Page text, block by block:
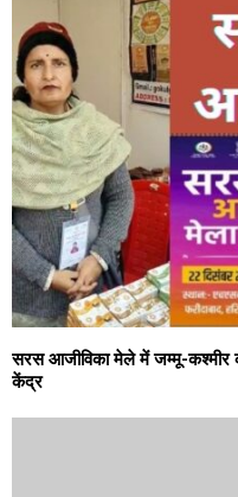
सरस आजीविका मेले में जम्मू-कश्मीर
केंद्र